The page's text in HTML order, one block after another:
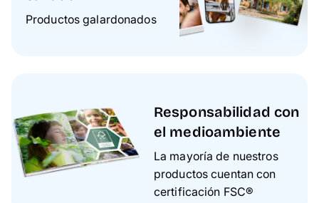
Productos galardonados
Responsabilidad con
el medioambiente
La mayoría de nuestros
productos cuentan con
certificación FSC®